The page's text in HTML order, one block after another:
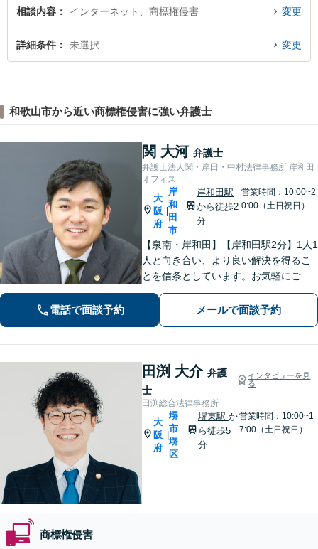
相談内容 インターネット、商標権侵害 変更
詳細条件 未選択 変更
和歌山市から近い商標権侵害に強い弁護士
関 大河 弁護士
弁護士法人関・岸田・中村法律事務所 岸和田
オフィス
大
阪
府
岸
和
田
市
岸和田駅
から徒歩2
分
営業時間：10:00~2
0:00（土日祝日）
【泉南・岸和田】【岸和田駅2分】1人1
人と向き合い、より良い解決を得るこ
とを信条としています。お気軽にご相
談下さい。
電話で面談予約 メールで面談予約
田渕 大介 弁護
士
インタビューを見
る
田渕総合法律事務所
大
阪
府
堺
市
堺
区
堺東駅 か
ら徒歩5
分
営業時間：10:00~1
7:00（土日祝日）
商標権侵害